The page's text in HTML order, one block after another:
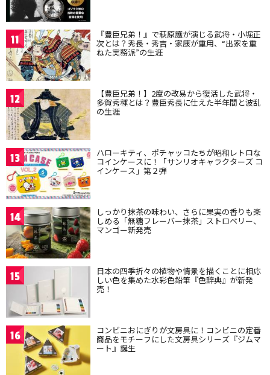
11 『豊臣兄弟！』で萩原護が演じる武将・小堀正
次とは？秀長・秀吉・家康が重用、“出家を重
ねた実務派”の生涯
12 【豊臣兄弟！】2度の改易から復活した武将・
多賀秀種とは？豊臣秀長に仕えた半年間と波乱
の生涯
13 ハローキティ、ポチャッコたちが昭和レトロな
コインケースに！「サンリオキャラクターズ コ
インケース」第２弾
14 しっかり抹茶の味わい、さらに果実の香りも楽
しめる「無糖フレーバー抹茶」ストロベリー、
マンゴー新発売
15 日本の四季折々の植物や情景を描くことに相応
しい色を集めた水彩色鉛筆『色辞典』が新発
売！
16 コンビニおにぎりが文房具に！コンビニの定番
商品をモチーフにした文房具シリーズ『ジムマ
ート』誕生